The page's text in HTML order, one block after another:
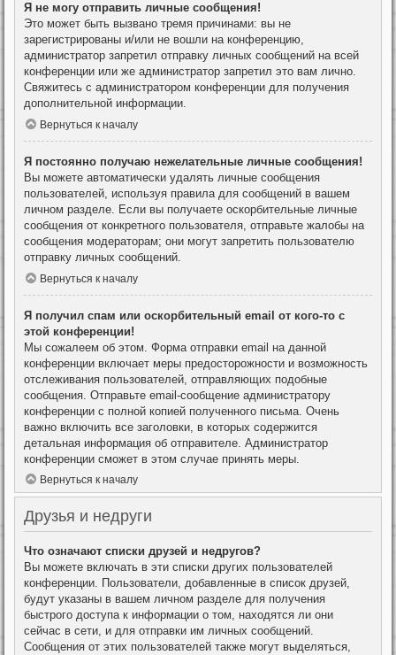
Я не могу отправить личные сообщения!
Это может быть вызвано тремя причинами: вы не
зарегистрированы и/или не вошли на конференцию,
администратор запретил отправку личных сообщений на всей
конференции или же администратор запретил это вам лично.
Свяжитесь с администратором конференции для получения
дополнительной информации.
Вернуться к началу
Я постоянно получаю нежелательные личные сообщения!
Вы можете автоматически удалять личные сообщения
пользователей, используя правила для сообщений в вашем
личном разделе. Если вы получаете оскорбительные личные
сообщения от конкретного пользователя, отправьте жалобы на
сообщения модераторам; они могут запретить пользователю
отправку личных сообщений.
Вернуться к началу
Я получил спам или оскорбительный email от кого-то с
этой конференции!
Мы сожалеем об этом. Форма отправки email на данной
конференции включает меры предосторожности и возможность
отслеживания пользователей, отправляющих подобные
сообщения. Отправьте email-сообщение администратору
конференции с полной копией полученного письма. Очень
важно включить все заголовки, в которых содержится
детальная информация об отправителе. Администратор
конференции сможет в этом случае принять меры.
Вернуться к началу
Друзья и недруги
Что означают списки друзей и недругов?
Вы можете включать в эти списки других пользователей
конференции. Пользователи, добавленные в список друзей,
будут указаны в вашем личном разделе для получения
быстрого доступа к информации о том, находятся ли они
сейчас в сети, и для отправки им личных сообщений.
Сообщения от этих пользователей также могут выделяться,